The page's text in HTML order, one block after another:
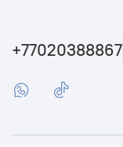
+77020388867